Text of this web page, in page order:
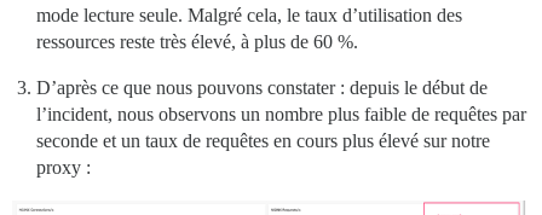
mode lecture seule. Malgré cela, le taux d’utilisation des
ressources reste très élevé, à plus de 60 %.
D’après ce que nous pouvons constater : depuis le début de
l’incident, nous observons un nombre plus faible de requêtes par
seconde et un taux de requêtes en cours plus élevé sur notre
proxy :